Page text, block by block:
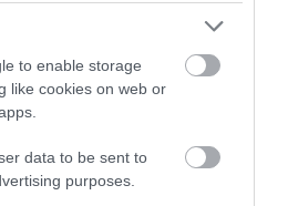
to enable storage
like cookies on web or
data to be sent to
purposes.
Această tehnologie este
de schi, căști de
auto. De asemenea, un strat
zgârieturilor, dezvoltat inițial
este folosit acum la
ochelarilor